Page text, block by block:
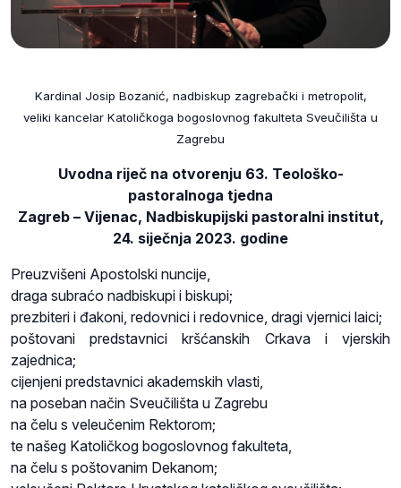
Kardinal Josip Bozanić, nadbiskup zagrebački i metropolit,
veliki kancelar Katoličkoga bogoslovnog fakulteta Sveučilišta u
Zagrebu
Uvodna riječ na otvorenju 63. Teološko-
pastoralnoga tjedna
Zagreb – Vijenac, Nadbiskupijski pastoralni institut,
24. siječnja 2023. godine
Preuzvišeni Apostolski nuncije,
draga subraćo nadbiskupi i biskupi;
prezbiteri i đakoni, redovnici i redovnice, dragi vjernici laici;
poštovani predstavnici kršćanskih Crkava i vjerskih
zajednica;
cijenjeni predstavnici akademskih vlasti,
na poseban način Sveučilišta u Zagrebu
na čelu s veleučenim Rektorom;
te našeg Katoličkog bogoslovnog fakulteta,
na čelu s poštovanim Dekanom;